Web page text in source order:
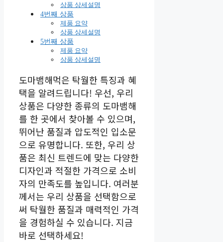
상품 상세설명
4번째 상품
제품 요약
상품 상세설명
5번째 상품
제품 요약
상품 상세설명
도마뱀해먹은 탁월한 특징과 혜
택을 알려드립니다! 우선, 우리
상품은 다양한 종류의 도마뱀해
를 한 곳에서 찾아볼 수 있으며,
뛰어난 품질과 압도적인 입소문
으로 유명합니다. 또한, 우리 상
품은 최신 트렌드에 맞는 다양한
디자인과 적절한 가격으로 소비
자의 만족도를 높입니다. 여러분
께서는 우리 상품을 선택함으로
써 탁월한 품질과 매력적인 가격
을 경험하실 수 있습니다. 지금
바로 선택하세요!